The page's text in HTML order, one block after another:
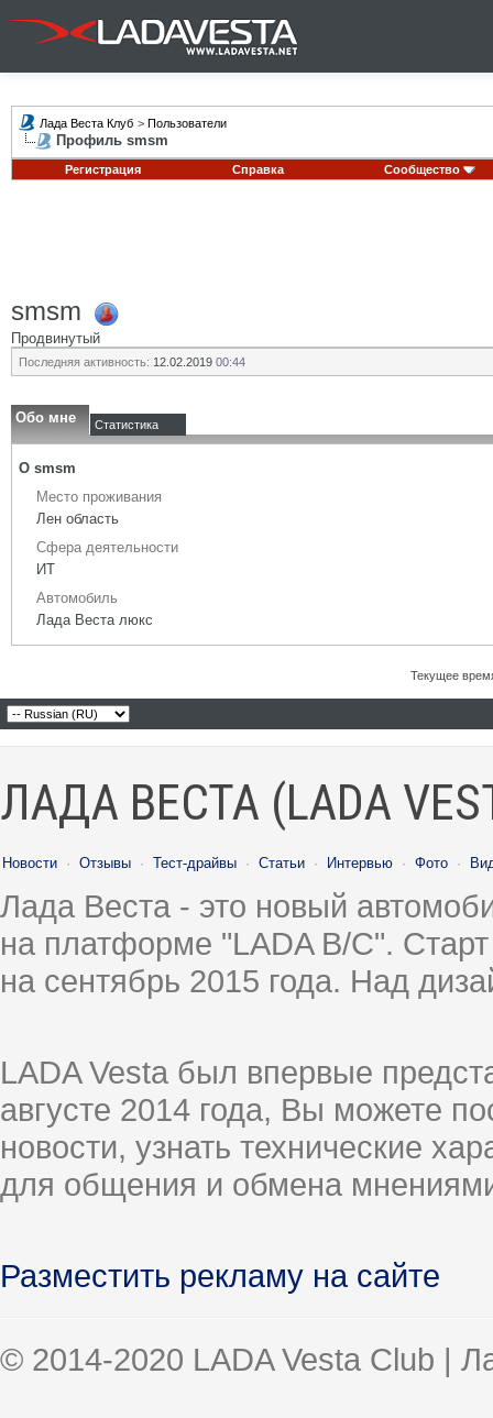
Лада Веста Клуб > Пользователи
Профиль smsm
Регистрация Справка Сообщество
smsm
Продвинутый
Последняя активность: 12.02.2019 00:44
Обо мне Статистика
О smsm
Место проживания
Лен область
Сфера деятельности
ИТ
Автомобиль
Лада Веста люкс
Текущее
ЛАДА ВЕСТА (LADA
Новости · Отзывы · Тест-драйвы · Статьи · Интервью · Фото ·
Лада Веста - это новый
на платформе "LADA B/C".
на сентябрь 2015 года. Над
LADA Vesta был впервые
августе 2014 года, Вы можете
новости, узнать технические
для общения и обмена
Разместить рекламу на сайте
© 2014-2020 LADA Vesta Club |